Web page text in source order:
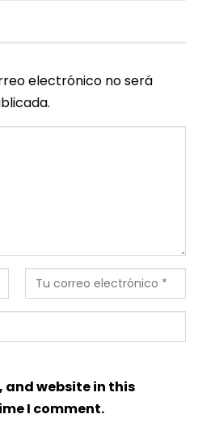
electrónico no será
and website in this
I comment.